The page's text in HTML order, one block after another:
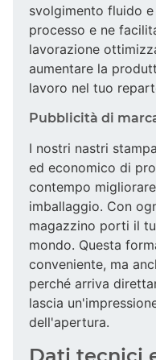
svolgimento fluido
processo e ne
lavorazione
aumentare la
lavoro nel tuo
Pubblicità di
I nostri nastri
ed economico di
contempo
imballaggio. Con
magazzino porti il
mondo. Questa
conveniente, ma
perché arriva
lascia
dell'apertura.
Dati tecnici